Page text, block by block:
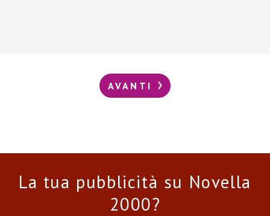
AVANTI
La tua pubblicità su Novella
2000?